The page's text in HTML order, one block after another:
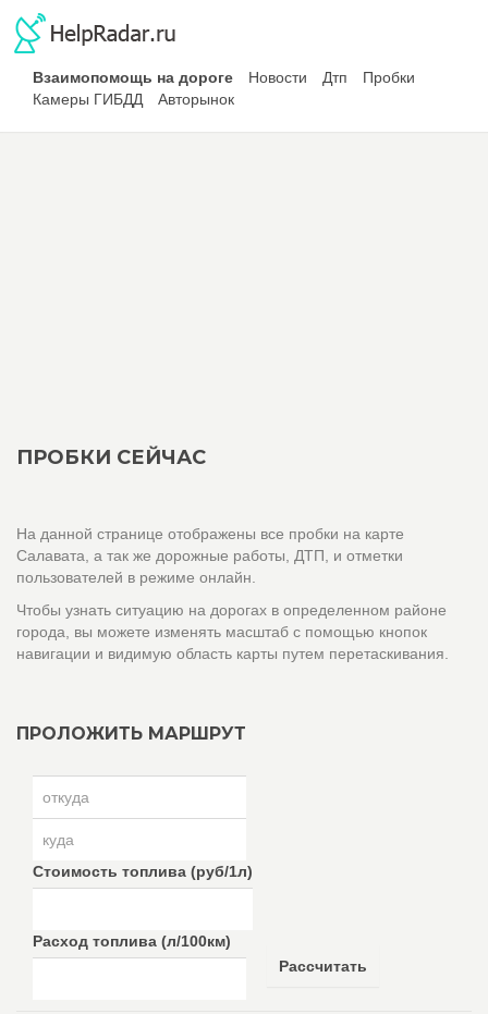
Взаимопомощь на дороге Новости Дтп
Пробки
Камеры ГИБДД
Авторынок
ПРОБКИ СЕЙЧАС
На данной странице отображены все пробки на карте
Салавата, а так же дорожные работы, ДТП, и отметки
пользователей в режиме онлайн.
Чтобы узнать ситуацию на дорогах в определенном районе
города, вы можете изменять масштаб с помощью кнопок
навигации и видимую область карты путем перетаскивания.
ПРОЛОЖИТЬ МАРШРУТ
Стоимость топлива (руб/1л)
Расход топлива (л/100км)
Рассчитать